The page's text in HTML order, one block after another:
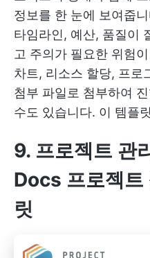
정보를 한 눈에 보여줍
타임라인, 예산, 품질이
고 주의가 필요한 위험
차트, 리소스 할당, 프로
첨부 파일로 첨부하여
수도 있습니다. 이 템플
9. 프로젝트 관
Docs 프로젝트
릿